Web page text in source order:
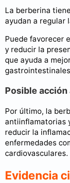
La berberina
ayudan a regular
Puede favorecer
y reducir la
que ayuda a
Posible
Por último, la
antiinflamatorias
reducir la
enfermedades
cardiovasculares.
Evidencia